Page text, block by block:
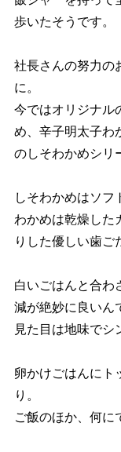
歩いたそうです。
社長さんの努力の
に。
今ではオリジナル
め、辛子明太子わ
のしそわかめシリ
しそわかめはソフ
わかめは乾燥した
りした優しい歯ご
白いごはんと合わ
減が絶妙に良いん
見た目は地味でシ
卵かけごはんにト
り。
ご飯のほか、何に